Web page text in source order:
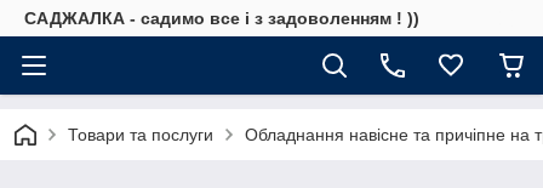
САДЖАЛКА - садимо все і з задоволенням ! ))
Товари та послуги Обладнання навісне та причіпне на